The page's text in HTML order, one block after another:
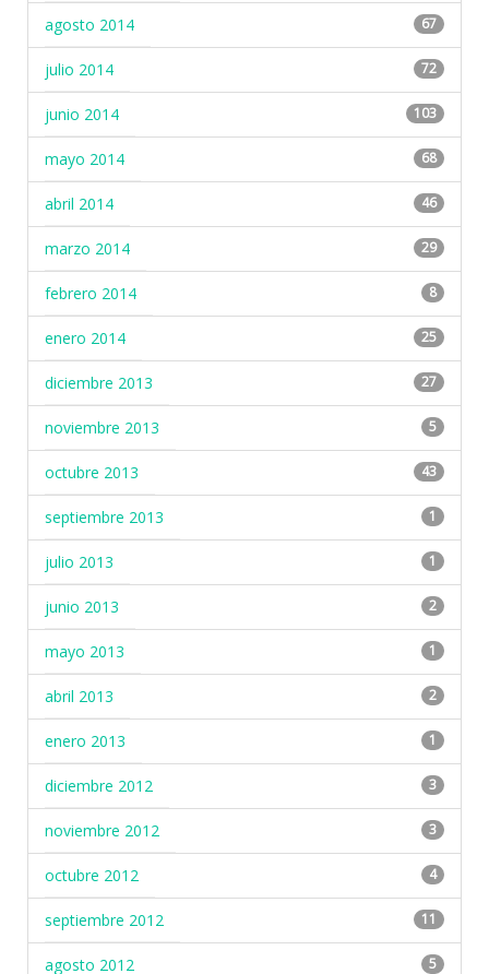
agosto 2014 67
julio 2014 72
junio 2014 103
mayo 2014 68
abril 2014 46
marzo 2014 29
febrero 2014 8
enero 2014 25
diciembre 2013 27
noviembre 2013 5
octubre 2013 43
septiembre 2013 1
julio 2013 1
junio 2013 2
mayo 2013 1
abril 2013 2
enero 2013 1
diciembre 2012 3
noviembre 2012 3
octubre 2012 4
septiembre 2012 11
agosto 2012 5